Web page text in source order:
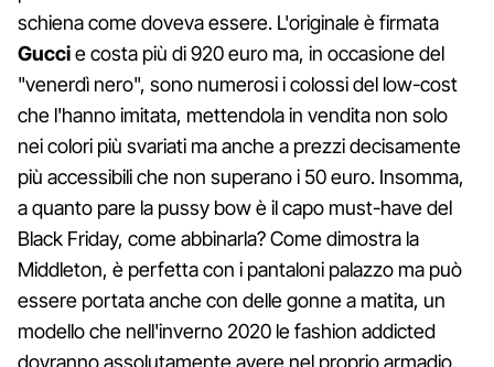
schiena come doveva essere. L'originale è firmata
Guccie costa più di 920 euro ma, in occasione del
"venerdì nero", sono numerosi i colossi del low-cost
che l'hanno imitata, mettendola in vendita non solo
nei colori più svariati ma anche a prezzi decisamente
più accessibili che non superano i 50 euro. Insomma,
a quanto pare la pussy bow è il capo must-have del
Black Friday, come abbinarla? Come dimostra la
Middleton, è perfetta con i pantaloni palazzo ma può
essere portata anche con delle gonne a matita, un
modello che nell'inverno 2020 le fashion addicted
dovranno assolutamente avere nel proprio armadio.